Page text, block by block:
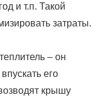
и т.п. Такой
затраты.
– он
его
крышу